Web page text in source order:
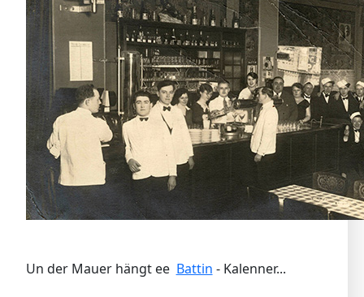
Un der Mauer hängt ee Battin - Kalenner...